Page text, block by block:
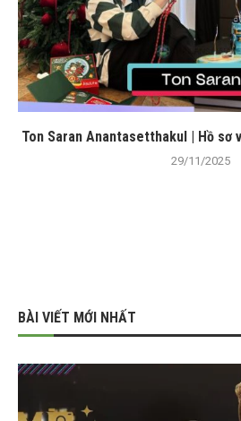
Ton Saran Anantasetthakul | Hồ sơ
29/11/2025
BÀI VIẾT MỚI NHẤT